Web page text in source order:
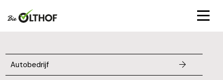
Autobedrijf